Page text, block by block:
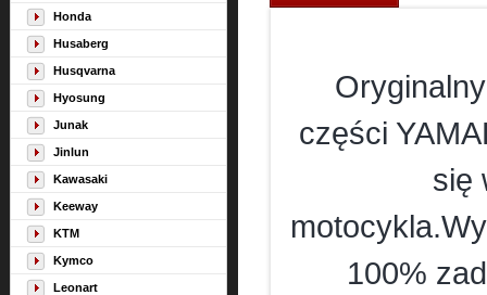
Honda
Husaberg
Husqvarna
Hyosung
Junak
Jinlun
Kawasaki
Keeway
KTM
Kymco
Leonart
części
się
100%